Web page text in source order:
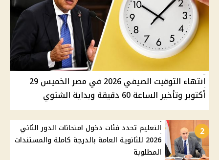
انتهاء التوقيت الصيفي 2026 في مصر الخميس 29
أكتوبر وتأخير الساعة 60 دقيقة وبداية الشتوي
2
التعليم تحدد فئات دخول امتحانات الدور الثاني
2026 للثانوية العامة بالدرجة كاملة والمستندات
المطلوبة